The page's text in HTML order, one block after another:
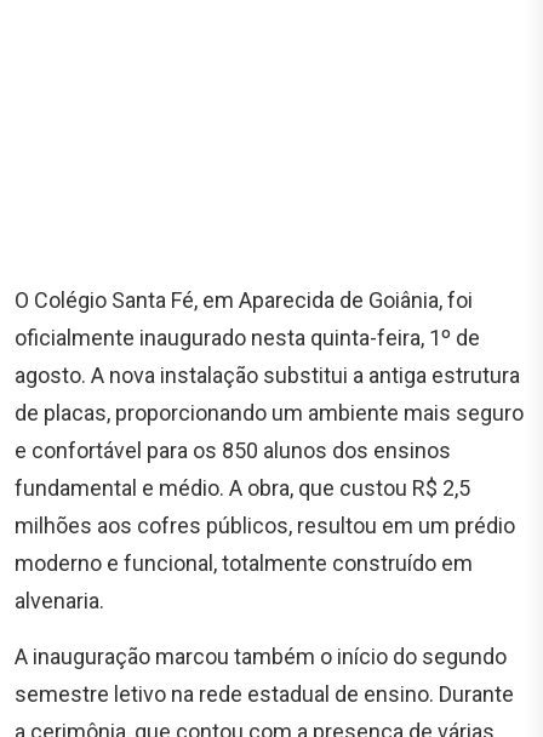
O Colégio Santa Fé, em Aparecida de Goiânia, foi
oficialmente inaugurado nesta quinta-feira, 1º de
agosto. A nova instalação substitui a antiga estrutura
de placas, proporcionando um ambiente mais seguro
e confortável para os 850 alunos dos ensinos
fundamental e médio. A obra, que custou R$ 2,5
milhões aos cofres públicos, resultou em um prédio
moderno e funcional, totalmente construído em
alvenaria.
A inauguração marcou também o início do segundo
semestre letivo na rede estadual de ensino. Durante
a cerimônia, que contou com a presença de várias